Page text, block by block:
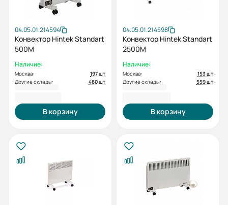
04.05.01.214594
Конвектор Hintek Standart
500M
Наличие:
Москва:
197 шт
Другие склады:
480 шт
В корзину
04.05.01.214598
Конвектор Hintek Standart
2500M
Наличие:
Москва:
153 шт
Другие склады:
559 шт
В корзину